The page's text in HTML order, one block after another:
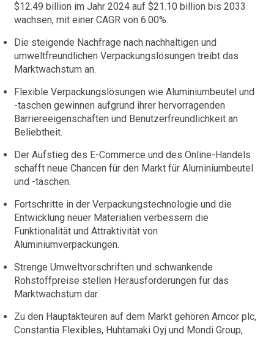
$12.49 billion im Jahr 2024 auf $21.10 billion bis 2033
wachsen, mit einer CAGR von 6.00%.
Die steigende Nachfrage nach nachhaltigen und
umweltfreundlichen Verpackungslösungen treibt das
Marktwachstum an.
Flexible Verpackungslösungen wie Aluminiumbeutel und
-taschen gewinnen aufgrund ihrer hervorragenden
Barriereeigenschaften und Benutzerfreundlichkeit an
Beliebtheit.
Der Aufstieg des E-Commerce und des Online-Handels
schafft neue Chancen für den Markt für Aluminiumbeutel
und -taschen.
Fortschritte in der Verpackungstechnologie und die
Entwicklung neuer Materialien verbessern die
Funktionalität und Attraktivität von
Aluminiumverpackungen.
Strenge Umweltvorschriften und schwankende
Rohstoffpreise stellen Herausforderungen für das
Marktwachstum dar.
Zu den Hauptakteuren auf dem Markt gehören Amcor plc,
Constantia Flexibles, Huhtamaki Oyj und Mondi Group,